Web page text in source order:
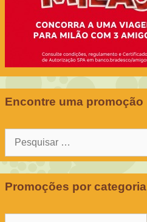
Encontre uma promoção
Pesquisar
Promoções por categoria